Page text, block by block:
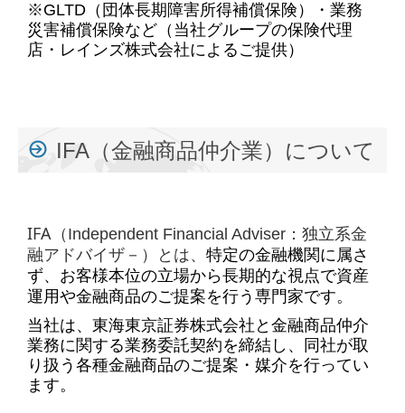
※GLTD（団体長期障害所得補償保険）・業務
災害補償保険など（ 当社グループの保険代理
店・レインズ株式会社によるご提供）
IFA（金融商品仲介業）について
IFA （Independent Financial Adviser：独立系金
融アドバイザ－）とは、 特定の金融機関に属さ
ず、お客様本位の立場から長期的な視点で資産
運用や金融商品のご提案を行う専門家です。
当社は、東海東京証券株式会社と金融商品仲介
業務に関する業務委託契約を締結し、同社が取
り扱う各種金融商品のご提案・媒介を行ってい
ます。